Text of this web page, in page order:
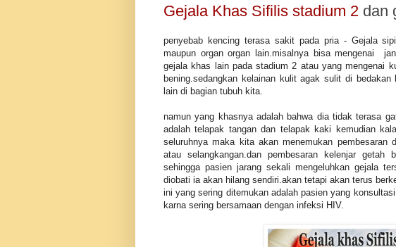
Gejala Khas Sifilis stadium 2 dan
penyebab kencing terasa sakit pada pria - Gejala
maupun organ organ lain.misalnya bisa mengenai
gejala khas lain pada stadium 2 atau yang mengenai
bening.sedangkan kelainan kulit agak sulit di
lain di bagian tubuh kita.
namun yang khasnya adalah bahwa dia tidak terasa
adalah telapak tangan dan telapak kaki kemudian
seluruhnya maka kita akan menemukan pembesaran
atau selangkangan.dan pembesaran kelenjar
sehingga pasien jarang sekali mengeluhkan gejala
diobati ia akan hilang sendiri.akan tetapi akan terus
ini yang sering ditemukan adalah pasien yang
karna sering bersamaan dengan infeksi HIV.